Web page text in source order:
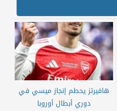
هافيرتز يحطم إنجاز ميسي في
دوري أبطال أوروبا